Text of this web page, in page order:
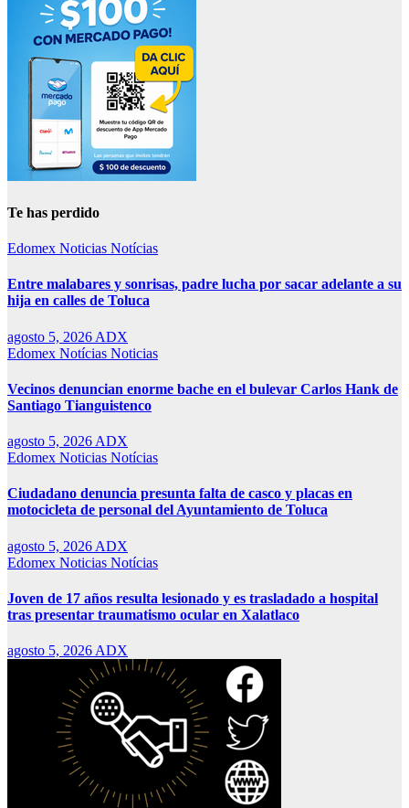
Te has perdido
Edomex Noticias Notícias
Entre malabares y sonrisas, padre lucha por sacar adelante a su
hija en calles de Toluca
agosto 5, 2026 ADX
Edomex Notícias Noticias
Vecinos denuncian enorme bache en el bulevar Carlos Hank de
Santiago Tianguistenco
agosto 5, 2026 ADX
Edomex Noticias Notícias
Ciudadano denuncia presunta falta de casco y placas en
motocicleta de personal del Ayuntamiento de Toluca
agosto 5, 2026 ADX
Edomex Noticias Notícias
Joven de 17 años resulta lesionado y es trasladado a hospital
tras presentar traumatismo ocular en Xalatlaco
agosto 5, 2026 ADX